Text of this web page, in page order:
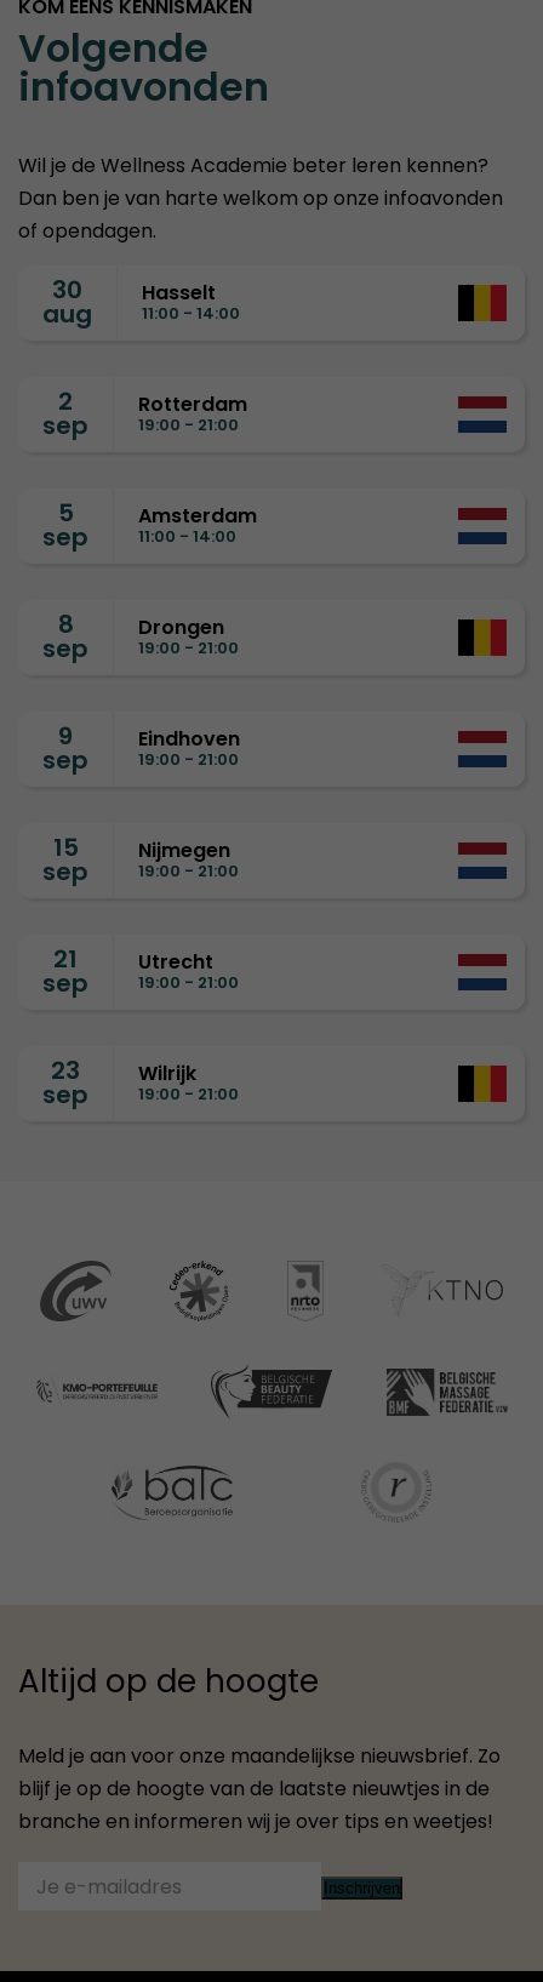
KOM EENS KENNISMAKEN
Volgende
infoavonden
Wil je de Wellness Academie beter leren kennen?
Dan ben je van harte welkom op onze infoavonden
of opendagen.
30
aug
Hasselt
11:00 - 14:00
2
sep
Rotterdam
19:00 - 21:00
5
sep
Amsterdam
11:00 - 14:00
8
sep
Drongen
19:00 - 21:00
9
sep
Eindhoven
19:00 - 21:00
15
sep
Nijmegen
19:00 - 21:00
21
sep
Utrecht
19:00 - 21:00
23
sep
Wilrijk
19:00 - 21:00
Altijd op de hoogte
Meld je aan voor onze maandelijkse nieuwsbrief. Zo
blijf je op de hoogte van de laatste nieuwtjes in de
branche en informeren wij je over tips en weetjes!
Inschrijven